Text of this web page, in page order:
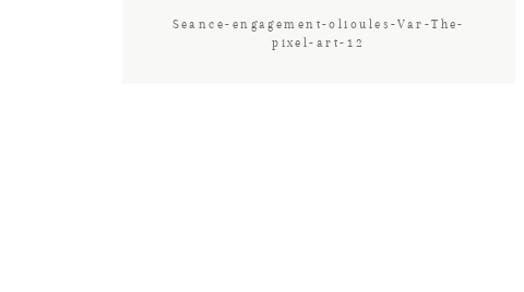
Seance-engagement-olioules-Var-The-
pixel-art-12